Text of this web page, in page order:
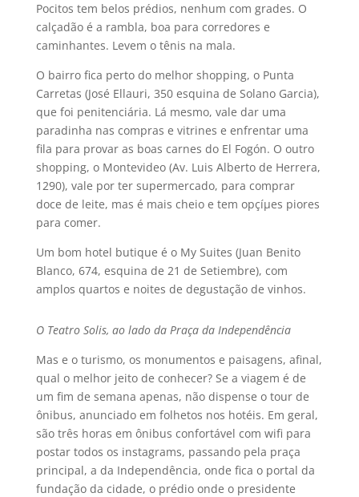
Pocitos tem belos prédios, nenhum com grades. O
calçadão é a rambla, boa para corredores e
caminhantes. Levem o tênis na mala.
O bairro fica perto do melhor shopping, o Punta
Carretas (José Ellauri, 350 esquina de Solano Garcia),
que foi penitenciária. Lá mesmo, vale dar uma
paradinha nas compras e vitrines e enfrentar uma
fila para provar as boas carnes do El Fogón. O outro
shopping, o Montevideo (Av. Luis Alberto de Herrera,
1290), vale por ter supermercado, para comprar
doce de leite, mas é mais cheio e tem opçíµes piores
para comer.
Um bom hotel butique é o My Suites (Juan Benito
Blanco, 674, esquina de 21 de Setiembre), com
amplos quartos e noites de degustação de vinhos.
O Teatro Solis, ao lado da Praça da Independência
Mas e o turismo, os monumentos e paisagens, afinal,
qual o melhor jeito de conhecer? Se a viagem é de
um fim de semana apenas, não dispense o tour de
ônibus, anunciado em folhetos nos hotéis. Em geral,
são três horas em ônibus confortável com wifi para
postar todos os instagrams, passando pela praça
principal, a da Independência, onde fica o portal da
fundação da cidade, o prédio onde o presidente